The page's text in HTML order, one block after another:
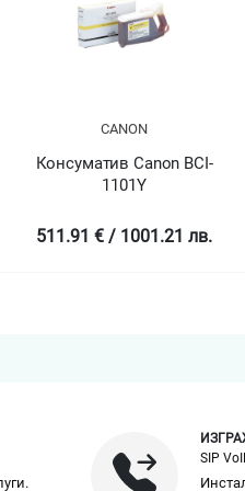
Консуматив Canon
511.91 € /
SIP